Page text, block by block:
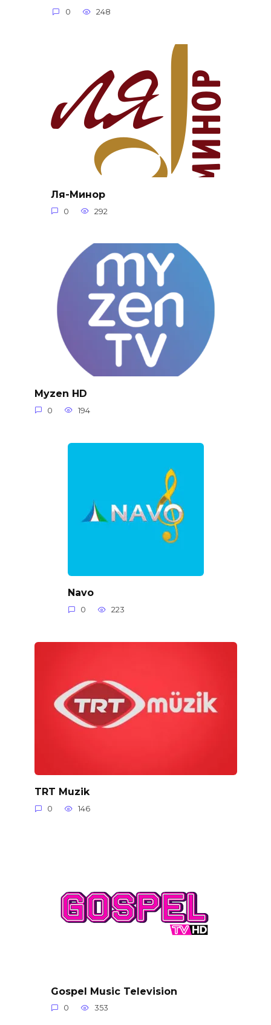
0 248
Ля-Минор
0 292
Myzen HD
0 194
Navo
0 223
TRT Muzik
0 146
Gospel Music Television
0 353